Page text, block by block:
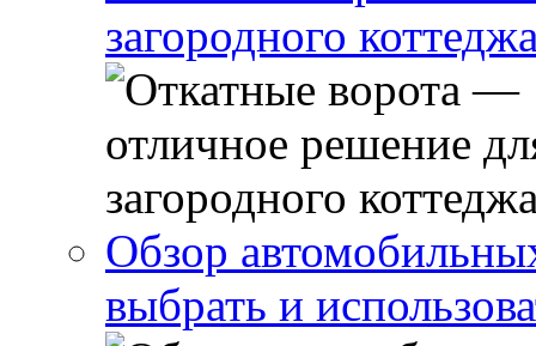
загородного
Обзор
выбрать и